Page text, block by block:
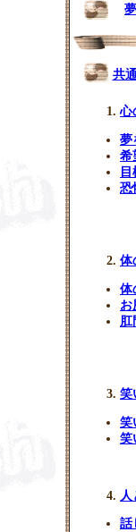
共
心
夢
希
恐
体
体
お
肛
笑
笑
笑
話